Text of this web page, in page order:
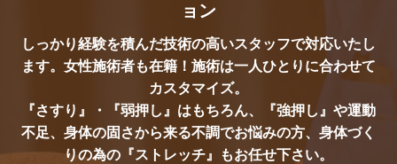
ョン
しっかり経験を積んだ技術の高いスタッフで対応いたし
ます。女性施術者も在籍！施術は一人ひとりに合わせて
カスタマイズ。
『さすり』・『弱押し』はもちろん、『強押し』や運動
不足、身体の固さから来る不調でお悩みの方、身体づく
りの為の『ストレッチ』もお任せ下さい。